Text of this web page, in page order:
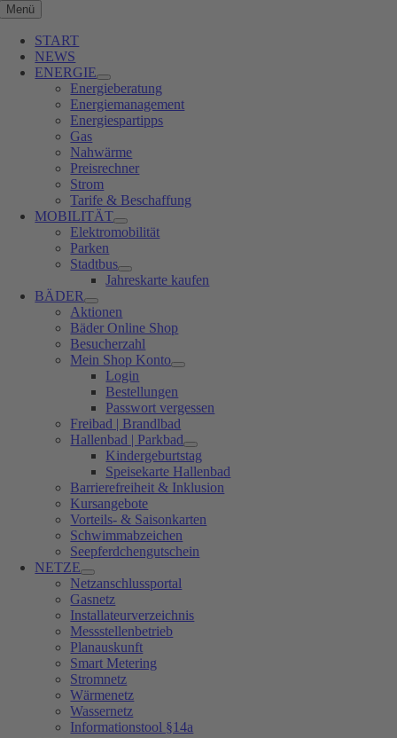
Menü
START
NEWS
ENERGIE
Energieberatung
Energiemanagement
Energiespartipps
Gas
Nahwärme
Preisrechner
Strom
Tarife & Beschaffung
MOBILITÄT
Elektromobilität
Parken
Stadtbus
Jahreskarte kaufen
BÄDER
Aktionen
Bäder Online Shop
Besucherzahl
Mein Shop Konto
Login
Bestellungen
Passwort vergessen
Freibad | Brandlbad
Hallenbad | Parkbad
Kindergeburtstag
Speisekarte Hallenbad
Barrierefreiheit & Inklusion
Kursangebote
Vorteils- & Saisonkarten
Schwimmabzeichen
Seepferdchengutschein
NETZE
Netzanschlussportal
Gasnetz
Installateurverzeichnis
Messstellenbetrieb
Planauskunft
Smart Metering
Stromnetz
Wärmenetz
Wassernetz
Informationstool §14a